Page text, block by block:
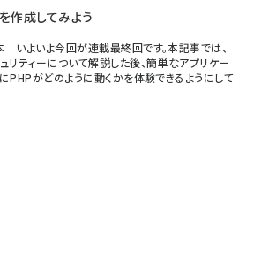
作成してみよう
いよいよ今回が連載最終回です。本記事では、
リティーについて解説した後、簡単なアプリケー
PHPがどのように動くかを体験できるようにして